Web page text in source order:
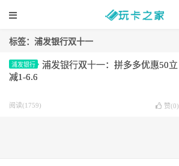
标签：浦发银行双十一
浦发银行
浦发银行双十一：拼多多优惠50立
减1-6.6
阅读(1759) 赞(0)